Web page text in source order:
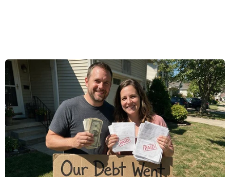
Cuộc đối thoại này sẽ do Thứ trưởng Ngoại giao
Trung Quốc Lạc Ngọc Thành và người đồng cấp
Nhật Bản Takeo Akiba đồng chủ trì. Đây là vòng
đối thoại chiến lược đầu tiên giữa hai nước kể
từ năm 2012.
[Ngoại trưởng Nhật Bản-Trung Quốc thảo
luận quan hệ song phương]